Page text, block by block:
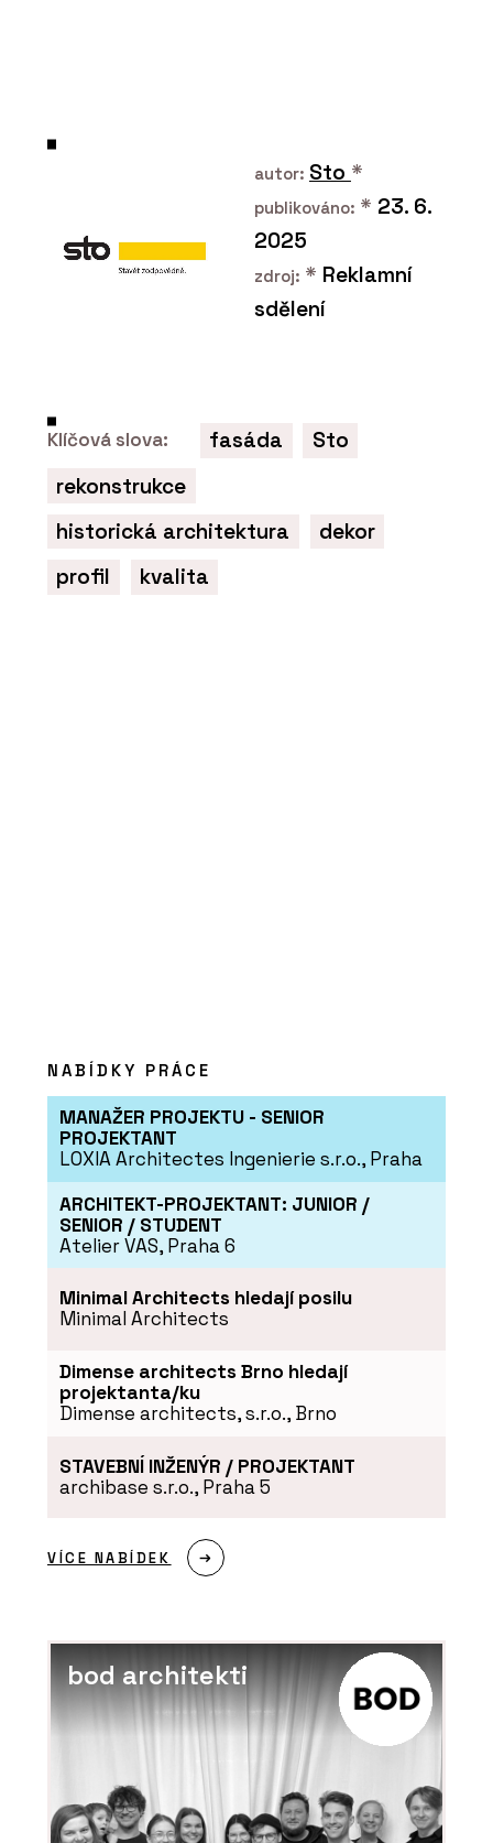
autor: Sto *
publikováno: * 23. 6.
2025
zdroj: * Reklamní
sdělení
Klíčová slova: fasáda
Sto
rekonstrukce
historická architektura
dekor
profil
kvalita
NABÍDKY PRÁCE
MANAŽER PROJEKTU - SENIOR
PROJEKTANT
LOXIA Architectes Ingenierie s.r.o., Praha
ARCHITEKT-PROJEKTANT: JUNIOR /
SENIOR / STUDENT
Atelier VAS, Praha 6
Minimal Architects hledají posilu
Minimal Architects
Dimense architects Brno hledají
projektanta/ku
Dimense architects, s.r.o., Brno
STAVEBNÍ INŽENÝR / PROJEKTANT
archibase s.r.o., Praha 5
VÍCE NABÍDEK
bod architekti